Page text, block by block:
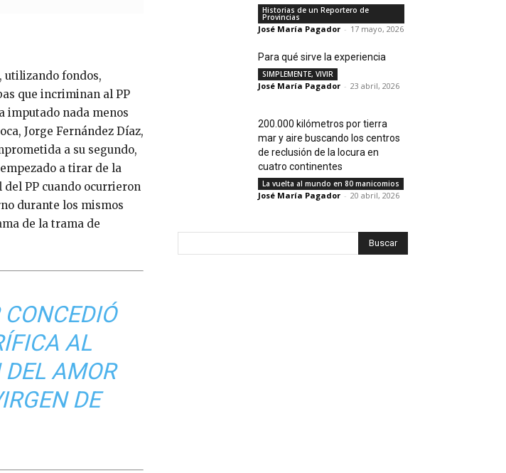
utilizando fondos,
que incriminan al PP
imputado nada menos
Jorge Fernández Díaz,
a su segundo,
a tirar de la
PP cuando ocurrieron
durante los mismos
de la trama de
AL
AMOR
DE
Historias de un Reportero de
Provincias
José María Pagador - 17 mayo, 2026
Para qué sirve la experiencia
SIMPLEMENTE, VIVIR
José María Pagador - 23 abril, 2026
200.000 kilómetros por tierra
mar y aire buscando los centros
de reclusión de la locura en
cuatro continentes
La vuelta al mundo en 80 manicomios
José María Pagador - 20 abril, 2026
Buscar